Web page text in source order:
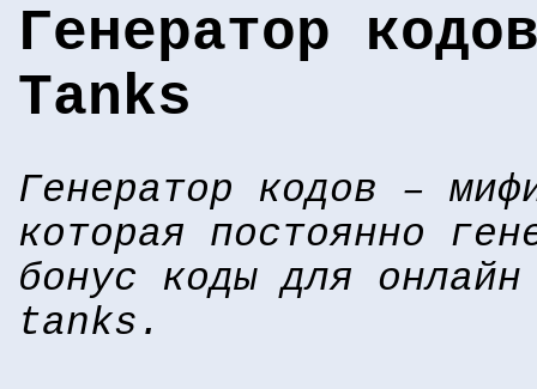
Генератор
Tanks
Генератор кодов –
которая постоянно
бонус коды для
tanks.